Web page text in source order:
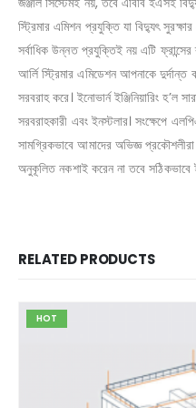
স্ট্রিমার এমিশন প্রযুক্তি যা বিদ্যুৎ
সর্বাধিক উন্নত প্রযুক্তিই নয় এটি
আর্লি স্ট্রিমার এমিডেশন আপনাকে দুর্দান্ত
সরবরাহ করে। ইনোভার্ন ইঞ্জিনিয়ারিং হ’ল
সরবরাহকারী এবং ইনস্টলার। সংক্ষেপে
সামগ্রিকভাবে আমাদের অভিজ্ঞ
অনুকূলিত নকশাই করেন না তবে সঠিকভাবে
RELATED PRODUCTS
HOT